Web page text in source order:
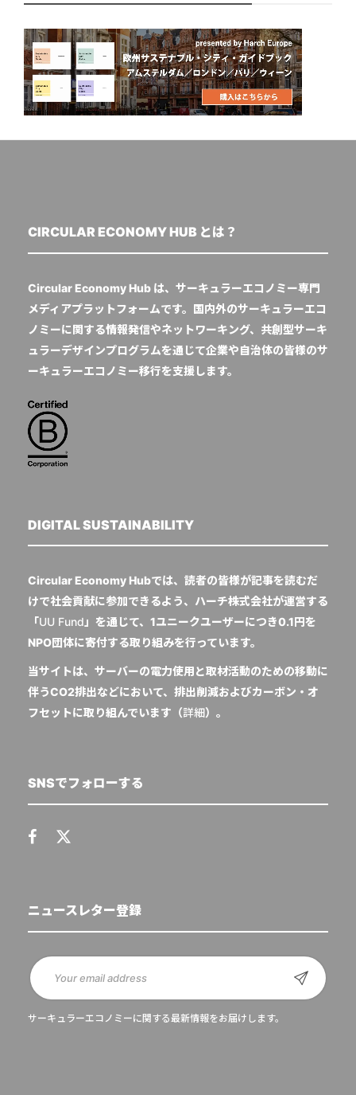
CIRCULAR ECONOMY HUB とは？
Circular Economy Hub は、サーキュラーエコノミー専門
メディアプラットフォームです。国内外のサーキュラーエコ
ノミーに関する情報発信やネットワーキング、共創型サーキ
ュラーデザインプログラムを通じて企業や自治体の皆様のサ
ーキュラーエコノミー移行を支援します。
DIGITAL SUSTAINABILITY
Circular Economy Hubでは、読者の皆様が記事を読むだ
けで社会貢献に参加できるよう、ハーチ株式会社が運営する
「UU Fund 」を通じて、1ユニークユーザーにつき0.1円を
NPO団体に寄付する取り組みを行っています。
当サイトは、サーバーの電力使用と取材活動のための移動に
伴うCO2排出などにおいて、排出削減およびカーボン・オ
フセットに取り組んでいます（詳細）。
SNSでフォローする
ニュースレター登録
サーキュラーエコノミーに関する最新情報をお届けします。